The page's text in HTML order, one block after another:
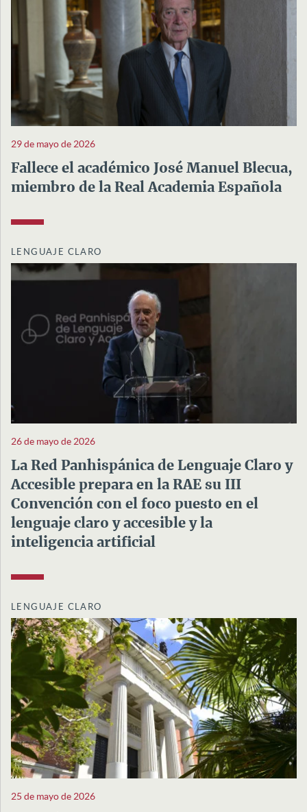
29 de mayo de 2026
Fallece el académico José Manuel Blecua,
miembro de la Real Academia Española
LENGUAJE CLARO
26 de mayo de 2026
La Red Panhispánica de Lenguaje Claro y
Accesible prepara en la RAE su III
Convención con el foco puesto en el
lenguaje claro y accesible y la
inteligencia artificial
LENGUAJE CLARO
25 de mayo de 2026